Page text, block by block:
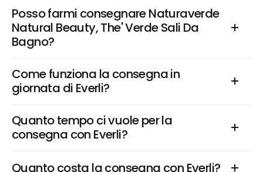
Posso farmi consegnare Naturaverde
Natural Beauty, The' Verde Sali Da
Bagno?
Come funziona la consegna in
giornata di Everli?
Quanto tempo ci vuole per la
consegna con Everli?
Quanto costa la consegna con Everli?